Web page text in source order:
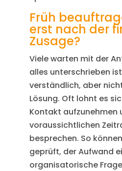
Früh
erst nach der
Zusage?
Viele warten mit der
alles unterschrieben
verständlich, aber
Lösung. Oft lohnt es
Kontakt aufzunehmen
voraussichtlichen
besprechen. So
geprüft, der Aufwand
organisatorische